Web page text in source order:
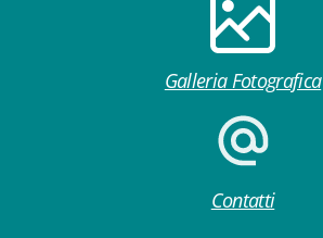
Galleria Fotografica
Contatti